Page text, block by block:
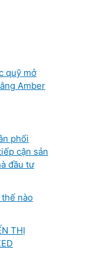
quỹ mở
Amber
phối
cận sản
đầu tư
nào
THỊ